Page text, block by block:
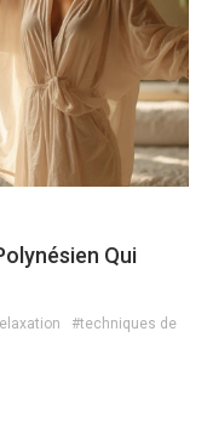
Qui
#techniques de